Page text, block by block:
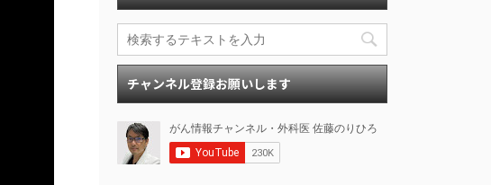
チャンネル登録お願いします